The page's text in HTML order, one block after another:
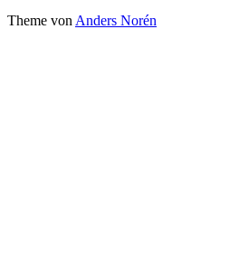
Theme von Anders Norén